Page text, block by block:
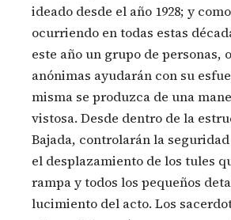
ideado desde el año 1928; y
ocurriendo en todas estas
este año un grupo de personas,
anónimas ayudarán con su
misma se produzca de una
vistosa. Desde dentro de la
Bajada, controlarán la
el desplazamiento de los tules
rampa y todos los pequeños
lucimiento del acto. Los